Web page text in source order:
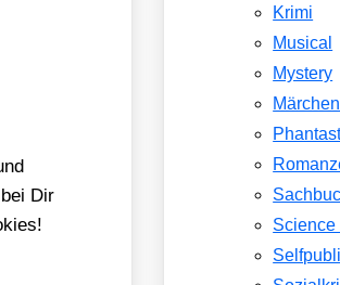
Dir
Krimi
Musical
Mystery
Märchen
Science